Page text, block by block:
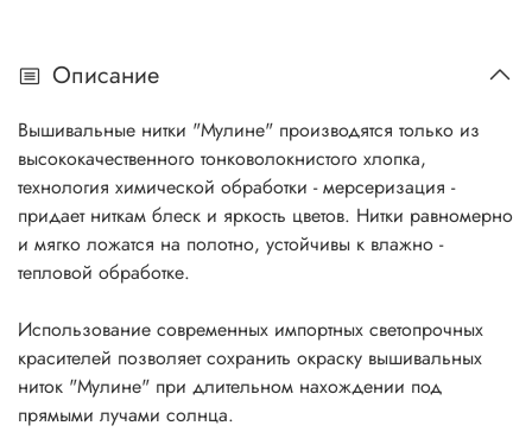
Описание
Вышивальные нитки "Мулине" производятся только из
высококачественного тонковолокнистого хлопка,
технология химической обработки - мерсеризация -
придает ниткам блеск и яркость цветов. Нитки равномерно
и мягко ложатся на полотно, устойчивы к влажно -
тепловой обработке.
Использование современных импортных светопрочных
красителей позволяет сохранить окраску вышивальных
ниток "Мулине" при длительном нахождении под
прямыми лучами солнца.